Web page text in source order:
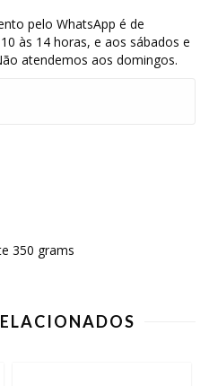
pelo WhatsApp é de
às 14 horas, e aos sábados e
atendemos aos domingos.
350 grams